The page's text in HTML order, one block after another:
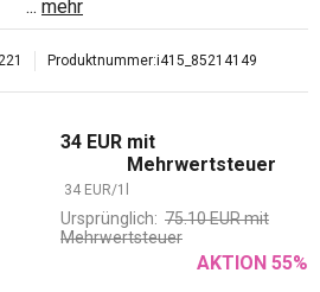
... mehr
Produktnummer:i415_85214149
34 EUR mit
Mehrwertsteuer
34 EUR/1
Ursprünglich: 75.10EURmit
Mehrwertsteuer
AKTION 55%